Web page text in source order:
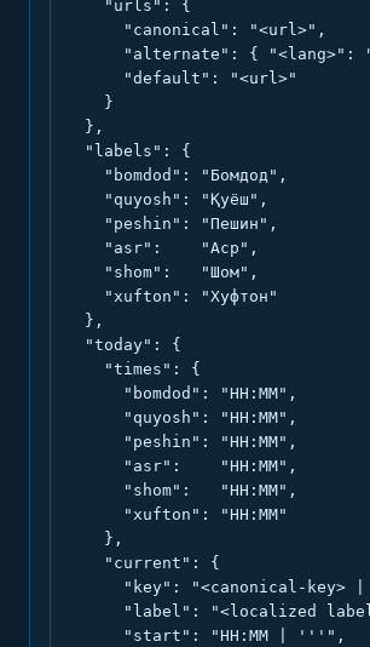
    "urls": {
      "canonical": "<url>",
"alternate": { "<lang>":
      "default": "<url>"
    }
  },
  "labels": {
    "bomdod": "Бомдод",
    "quyosh": "Қуёш",
    "peshin": "Пешин",
    "asr":    "Аср",
    "shom":   "Шом",
    "xufton": "Хуфтон"
  },
  "today": {
    "times": {
      "bomdod": "HH:MM",
      "quyosh": "HH:MM",
      "peshin": "HH:MM",
      "asr":    "HH:MM",
      "shom":   "HH:MM",
      "xufton": "HH:MM"
    },
    "current": {
"key": "<canonical-key> |
"label": "<localized
      "start": "HH:MM | '''",